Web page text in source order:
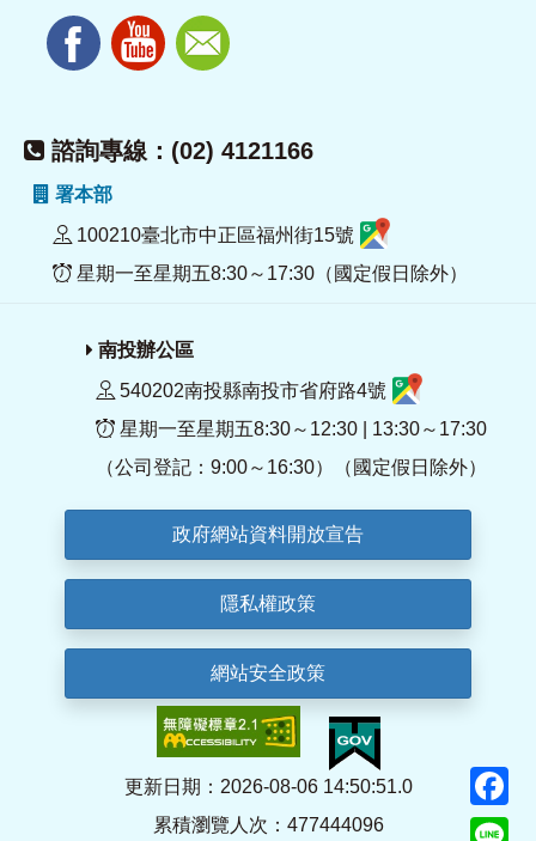
諮詢專線：(02) 4121166
署本部
100210臺北市中正區福州街15號
星期一至星期五8:30～17:30（國定假日除外）
南投辦公區
540202南投縣南投市省府路4號
星期一至星期五8:30～12:30 | 13:30～17:30
（公司登記：9:00～16:30）（國定假日除外）
政府網站資料開放宣告
隱私權政策
網站安全政策
更新日期：2026-08-06 14:50:51.0
累積瀏覽人次：477444096